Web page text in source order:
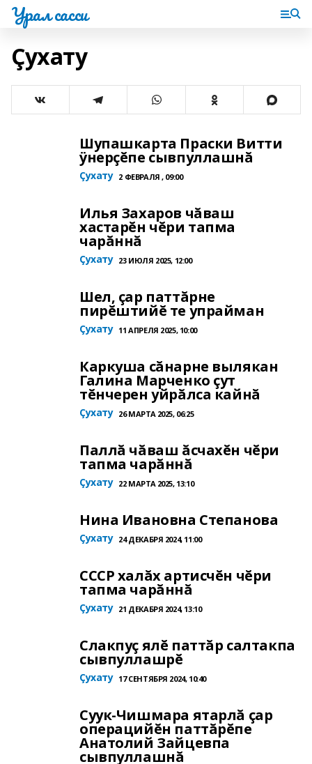
Урал сасси
Çухату
Шупашкарта Праски Витти
ÿнерçĕпе сывпуллашнă
Çухату 2 ФЕВРАЛЯ , 09:00
Илья Захаров чăваш
хастарĕн чĕри тапма
чарăннă
Çухату 23 ИЮЛЯ 2025, 12:00
Шел, çар паттăрне
пирĕштийĕ те упрайман
Çухату 11 АПРЕЛЯ 2025, 10:00
Каркуша сăнарне вылякан
Галина Марченко çут
тĕнчерен уйрăлса кайнă
Çухату 26 МАРТА 2025, 06:25
Паллă чăваш ăсчахĕн чĕри
тапма чарăннă
Çухату 22 МАРТА 2025, 13:10
Нина Ивановна Степанова
Çухату 24 ДЕКАБРЯ 2024, 11:00
СССР халăх артисчĕн чĕри
тапма чарăннă
Çухату 21 ДЕКАБРЯ 2024, 13:10
Слакпуç ялĕ паттăр салтакпа
сывпуллашрĕ
Çухату 17 СЕНТЯБРЯ 2024, 10:40
Суук-Чишмара ятарлă çар
операцийĕн паттăрĕпе
Анатолий Зайцевпа
сывпуллашнă